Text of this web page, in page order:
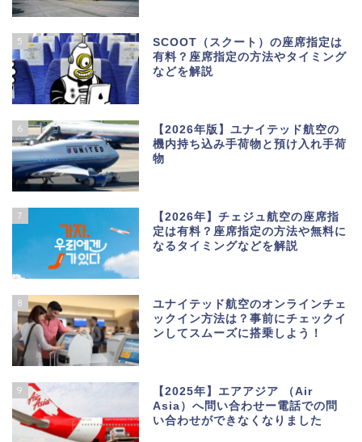
5
SCOOT（スクート）の座席指定は
有料？座席指定の方法やタイミング
などを解説
6
【2026年版】ユナイテッド航空の
機内持ち込み手荷物と預け入れ手荷
物
7
【2026年】チェジュ航空の座席指
定は有料？座席指定の方法や無料に
なるタイミングなどを解説
8
ユナイテッド航空のオンラインチェ
ックイン方法は？事前にチェックイ
ンしてスムーズに搭乗しよう！
9
【2025年】エアアジア （Air
Asia）へ問い合わせー電話での問
い合わせができなくなりました